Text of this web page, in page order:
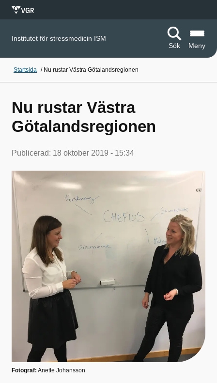
Institutet för stressmedicin ISM
Sök
Meny
Startsida / Nu rustar Västra Götalandsregionen
Nu rustar Västra
Götalandsregionen
Publicerad: 18 oktober 2019 - 15:34
Fotograf: Anette Johansson